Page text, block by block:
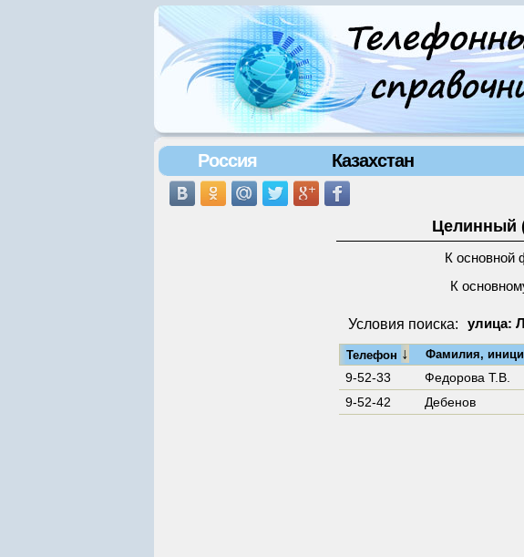
Россия Казахстан
Целинный
К основной
К
Условия поиска: улица:
Телефон ↓ Фамилия,
9-52-33 Федорова Т.В.
9-52-42
Дебенов